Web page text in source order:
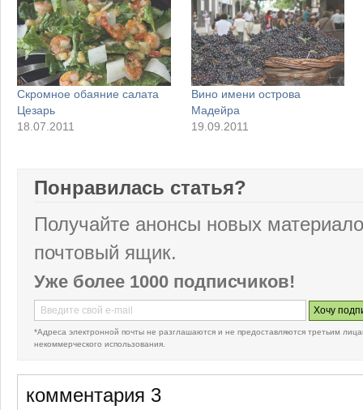
Скромное обаяние салата
Цезарь
18.07.2011
Вино имени острова
Мадейра
19.09.2011
Понравилась статья?
Получайте анонсы новых
почтовый ящик.
Уже более 1000 подписчиков!
*Адреса электронной почты не разглашаются и не предоставляются третьим
некоммерческого использования.
комментария 3